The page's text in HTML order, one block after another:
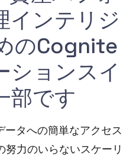
インテリジ
のCognite
ションスイ
部です
タへの簡単なアクセス
努力のいらないスケーリ